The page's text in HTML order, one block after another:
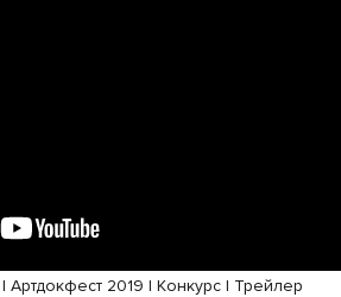
2019 | Конкурс | Трейлер